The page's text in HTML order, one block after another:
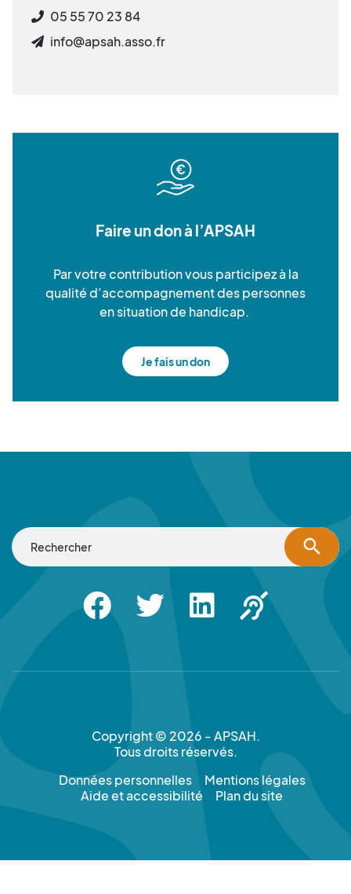
05 55 70 23 84
info@apsah.asso.fr
Faire un don à l’APSAH
Par votre contribution vous participez à la
qualité d’accompagnement des personnes
en situation de handicap.
Je fais un don
search
FacebookTwitter LinkedinApsah Sourd
Copyright © 2026 - APSAH.
Tous droits réservés.
Données personnelles
Mentions légales
Aide et accessibilité
Plan du site